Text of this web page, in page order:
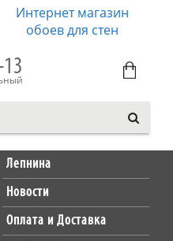
Интернет магазин
обоев для стен
Лепнина
Новости
Оплата и Доставка